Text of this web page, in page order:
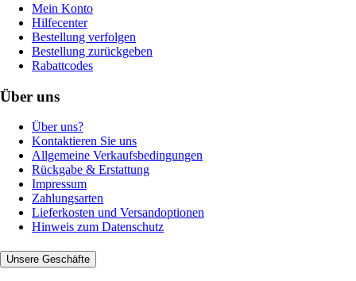
Mein Konto
Hilfecenter
Bestellung verfolgen
Bestellung zurückgeben
Rabattcodes
Über uns
Über uns?
Kontaktieren Sie uns
Allgemeine Verkaufsbedingungen
Rückgabe & Erstattung
Impressum
Zahlungsarten
Lieferkosten und Versandoptionen
Hinweis zum Datenschutz
Unsere Geschäfte